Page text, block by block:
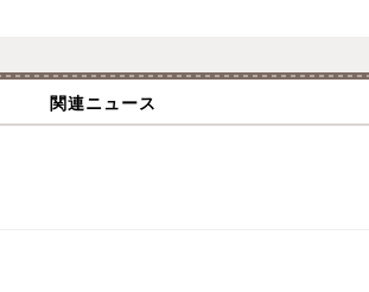
関連ニュース